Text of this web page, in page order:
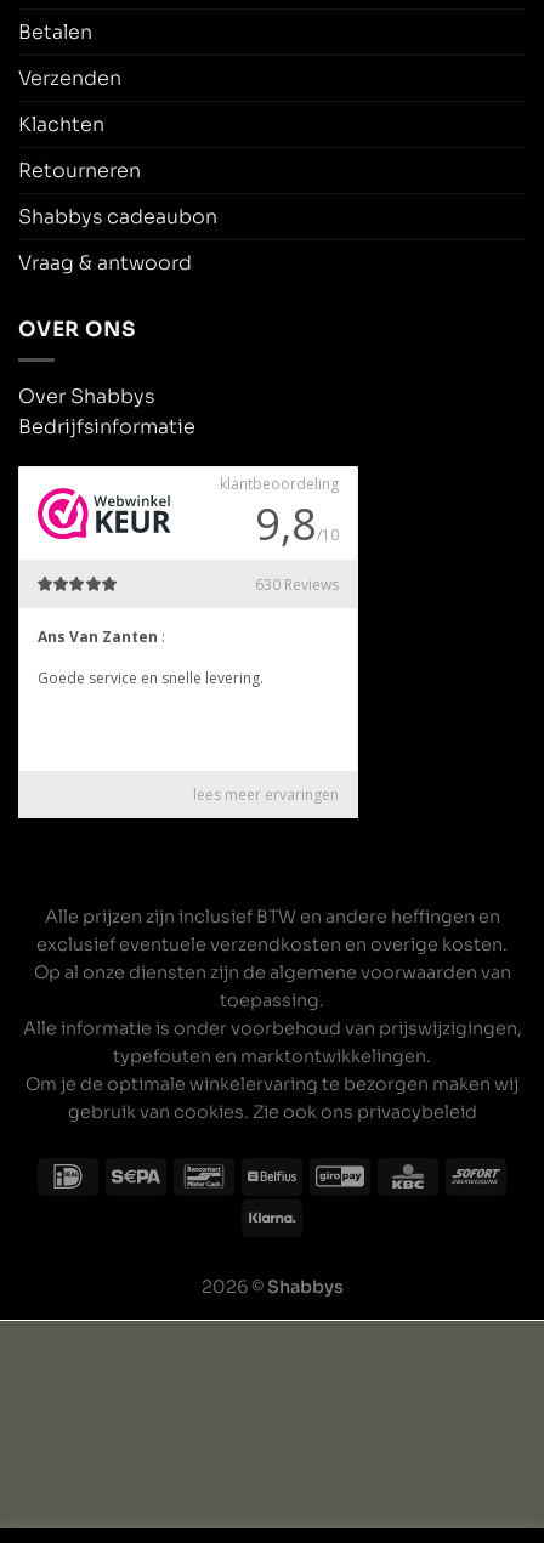
Betalen
Verzenden
Klachten
Retourneren
Shabbys cadeaubon
Vraag & antwoord
OVER ONS
Over Shabbys
Bedrijfsinformatie
Alle prijzen zijn inclusief BTW en andere heffingen en
exclusief eventuele verzendkosten en overige kosten.
Op al onze diensten zijn de algemene voorwaarden van
toepassing.
Alle informatie is onder voorbehoud van prijswijzigingen,
typefouten en marktontwikkelingen.
Om je de optimale winkelervaring te bezorgen maken wij
gebruik van cookies. Zie ook ons privacybeleid
2026 ©Shabbys